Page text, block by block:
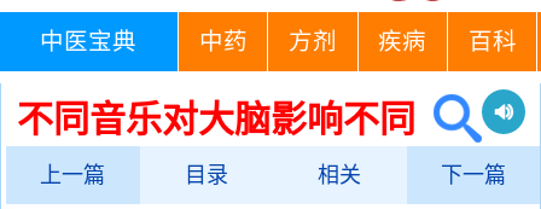
中医宝典 中药 方剂 疾病 百科
不同音乐对大脑影响不同
上一篇 目录 相关 下一篇